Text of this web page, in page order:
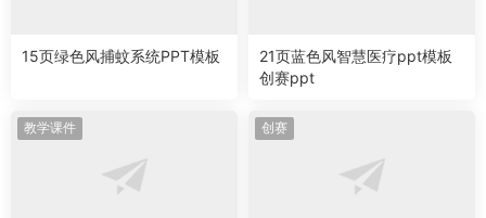
15页绿色风捕蚊系统PPT模板
21页蓝色风智慧医疗ppt模板
创赛ppt
教学课件 创赛